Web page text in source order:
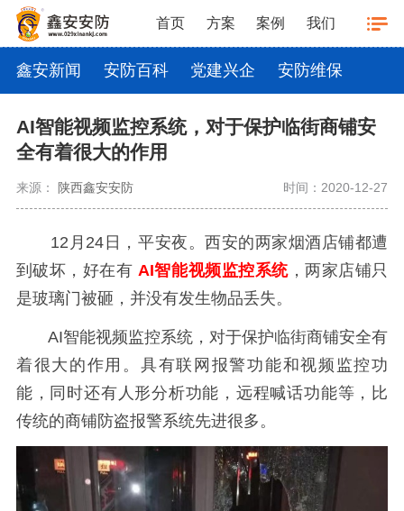
首页 方案 案例 我们
鑫安新闻 安防百科 党建兴企 安防维保
AI智能视频监控系统，对于保护临街商铺安
全有着很大的作用
来源： 陕西鑫安安防 时间：2020-12-27
12月24日，平安夜。西安的两家烟酒店铺都遭
到破坏，好在有 AI智能视频监控系统，两家店铺只
是玻璃门被砸，并没有发生物品丢失。
AI智能视频监控系统，对于保护临街商铺安全有
着很大的作用。具有联网报警功能和视频监控功
能，同时还有人形分析功能，远程喊话功能等，比
传统的商铺防盗报警系统先进很多。